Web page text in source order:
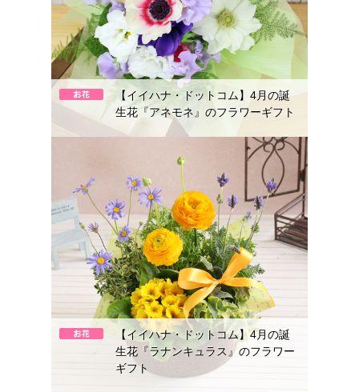
【イイハナ・ドットコム】4月の誕
生花『アネモネ』のフラワーギフト
【イイハナ・ドットコム】4月の誕
生花『ラナンキュラス』のフラワー
ギフト